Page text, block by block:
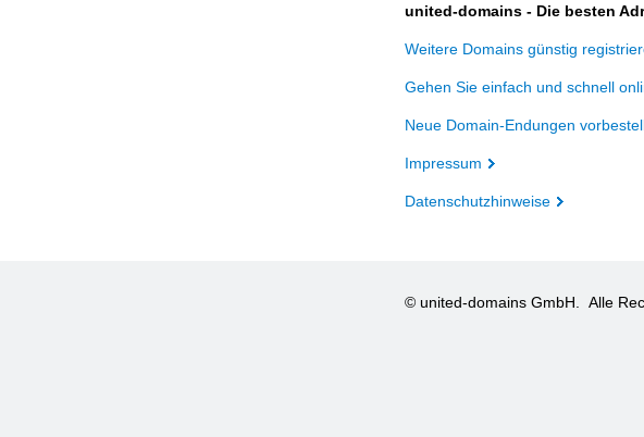
united-domains - Die besten
Weitere Domains günstig
Gehen Sie einfach und schnell
Neue Domain-Endungen
Impressum
Datenschutzhinweise
© united-domains GmbH. Alle